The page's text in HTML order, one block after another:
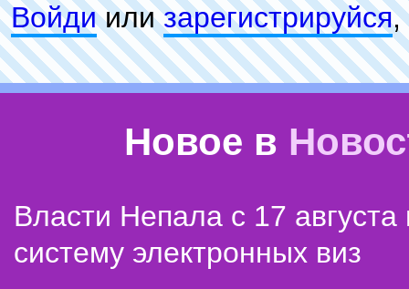
Войдиилизарeгиcтpируйся,
Новое в
Власти Непала с 17 августа
систему электронных виз